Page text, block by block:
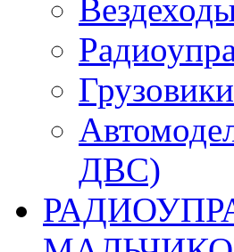
ДВС)